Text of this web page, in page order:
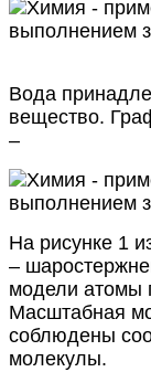
Вода
вещество.
–
На рисунке 1
–
модели атомы
Масштабная
соблюдены
молекулы.